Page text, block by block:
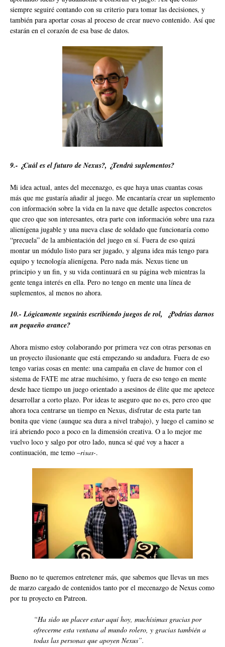
siempre seguiré contando con su criterio para tomar las decisiones, y
también para aportar cosas al proceso de crear nuevo contenido. Así que
estarán en el corazón de esa base de datos.
9.- ¿Cuál es el futuro de Nexus?, ¿Tendrá suplementos?
Mi idea actual, antes del mecenazgo, es que haya unas cuantas cosas
más que me gustaría añadir al juego. Me encantaría crear un suplemento
con información sobre la vida en la nave que detalle aspectos concretos
que creo que son interesantes, otra parte con información sobre una raza
alienígena jugable y una nueva clase de soldado que funcionaría como
“precuela” de la ambientación del juego en sí. Fuera de eso quizá
montar un módulo listo para ser jugado, y alguna idea más tengo para
equipo y tecnología alienígena. Pero nada más. Nexus tiene un
principio y un fin, y su vida continuará en su página web mientras la
gente tenga interés en ella. Pero no tengo en mente una línea de
suplementos, al menos no ahora.
10.- Lógicamente seguirás escribiendo juegos de rol, ¿Podrías darnos
un pequeño avance?
Ahora mismo estoy colaborando por primera vez con otras personas en
un proyecto ilusionante que está empezando su andadura. Fuera de eso
tengo varias cosas en mente: una campaña en clave de humor con el
sistema de FATE me atrae muchísimo, y fuera de eso tengo en mente
desde hace tiempo un juego orientado a asesinos de élite que me apetece
desarrollar a corto plazo. Por ideas te aseguro que no es, pero creo que
ahora toca centrarse un tiempo en Nexus, disfrutar de esta parte tan
bonita que viene (aunque sea dura a nivel trabajo), y luego el camino se
irá abriendo poco a poco en la dimensión creativa. O a lo mejor me
vuelvo loco y salgo por otro lado, nunca sé qué voy a hacer a
continuación, me temo –risas-.
Bueno no te queremos entretener más, que sabemos que llevas un mes
de marzo cargado de contenidos tanto por el mecenazgo de Nexus como
por tu proyecto en Patreon.
“Ha sido un placer estar aquí hoy, muchísimas gracias por
ofrecerme esta ventana al mundo rolero, y gracias también a
todas las personas que apoyen Nexus”.